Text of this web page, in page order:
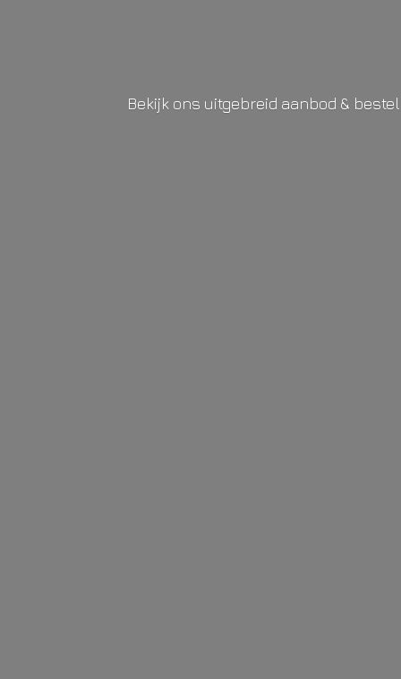
Bekijk ons uitgebreid aanbod & bestel